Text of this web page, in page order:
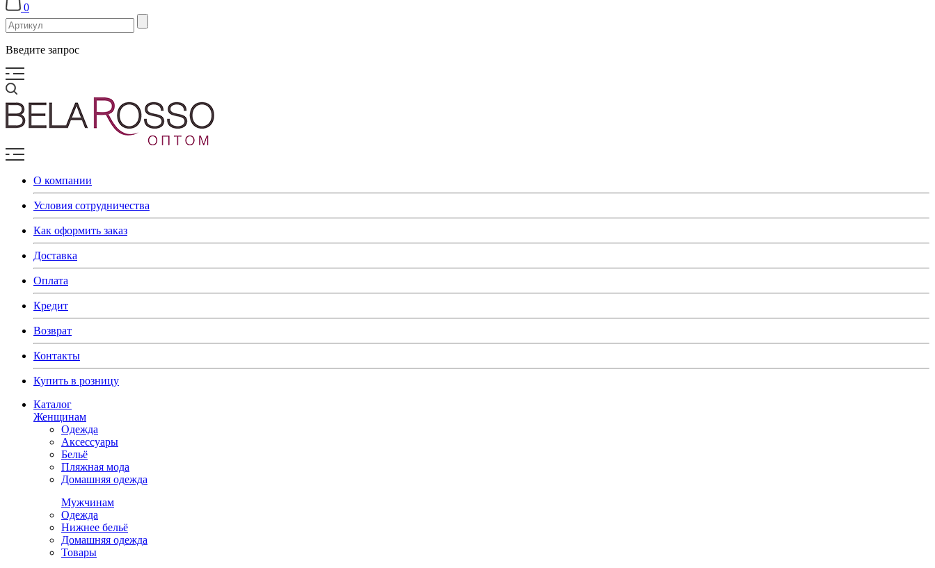
0
Введите запрос
О компании
Условия сотрудничества
Как оформить заказ
Доставка
Оплата
Кредит
Возврат
Контакты
Купить в розницу
Каталог
Женщинам
Одежда
Аксессуары
Бельё
Пляжная мода
Домашняя одежда
Мужчинам
Одежда
Нижнее бельё
Домашняя одежда
Товары